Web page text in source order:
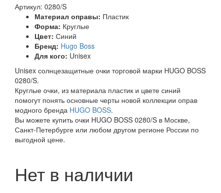
Артикул: 0280/S
Материал оправы: Пластик
Форма: Круглые
Цвет: Синий
Бренд: Hugo Boss
Для кого: Unisex
Unisex солнцезащитные очки торговой марки HUGO BOSS
0280/S.
Круглые очки, из материала пластик и цвете синий
помогут понять основные черты новой коллекции оправ
модного бренда HUGO BOSS.
Вы можете купить очки HUGO BOSS 0280/S в Москве,
Санкт-Петербурге или любом другом регионе России по
выгодной цене.
Нет в наличии